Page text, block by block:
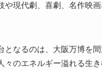
や現代劇、喜劇、名作映
となるのは、大阪万博を
々のエネルギー溢れる生